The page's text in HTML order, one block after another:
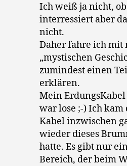
Ich weiß ja nicht,
interressiert aber
nicht.
Daher fahre ich
„mystischen
zumindest einen
erklären.
Mein
war lose ;-) Ich
Kabel inzwischen
wieder dieses
hatte. Es gibt nur
Bereich, der beim